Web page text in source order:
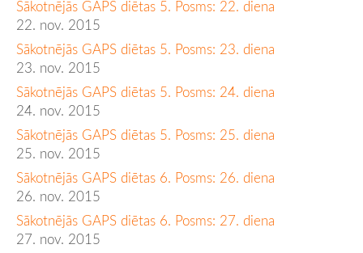
Sākotnējās GAPS diētas 5. Posms: 22. diena
22. nov. 2015
Sākotnējās GAPS diētas 5. Posms: 23. diena
23. nov. 2015
Sākotnējās GAPS diētas 5. Posms: 24. diena
24. nov. 2015
Sākotnējās GAPS diētas 5. Posms: 25. diena
25. nov. 2015
Sākotnējās GAPS diētas 6. Posms: 26. diena
26. nov. 2015
Sākotnējās GAPS diētas 6. Posms: 27. diena
27. nov. 2015